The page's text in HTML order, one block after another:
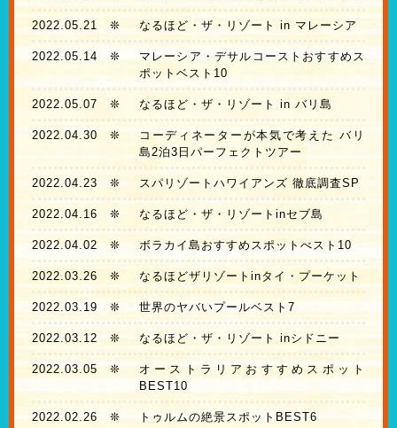
2022.05.21 ❊ なるほど・ザ・リゾート in マレーシア
2022.05.14 ❊
マレーシア・デサルコーストおすすめス
ポットベスト10
2022.05.07 ❊ なるほど・ザ・リゾート in バリ島
2022.04.30 ❊
コーディネーターが本気で考えた バリ
島2泊3日パーフェクトツアー
2022.04.23 ❊ スパリゾートハワイアンズ 徹底調査SP
2022.04.16 ❊ なるほど・ザ・リゾートinセブ島
2022.04.02 ❊ ボラカイ島おすすめスポットべスト10
2022.03.26 ❊ なるほどザリゾートinタイ・プーケット
2022.03.19 ❊ 世界のヤバいプールベスト7
2022.03.12❊ なるほど・ザ・リゾート inシドニー
2022.03.05 ❊
オーストラリアおすすめスポット
BEST10
2022.02.26 ❊ トゥルムの絶景スポットBEST6